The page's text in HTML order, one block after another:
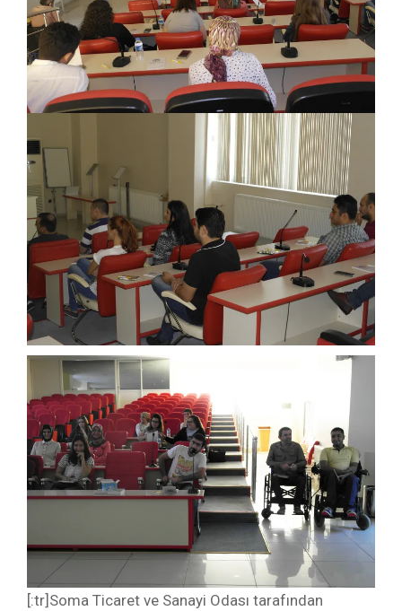
[:tr]Soma Ticaret ve Sanayi Odası tarafından